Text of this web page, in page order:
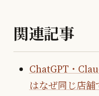
関連記事
ChatGPT・
はなぜ同じ店